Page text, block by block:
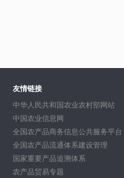
友情链接
中华人民共和国农业农村部网站
中国农业信息网
全国农产品商务信息公共服务平台
全国农产品流通体系建设管理
国家重要产品追溯体系
农产品贸易专题